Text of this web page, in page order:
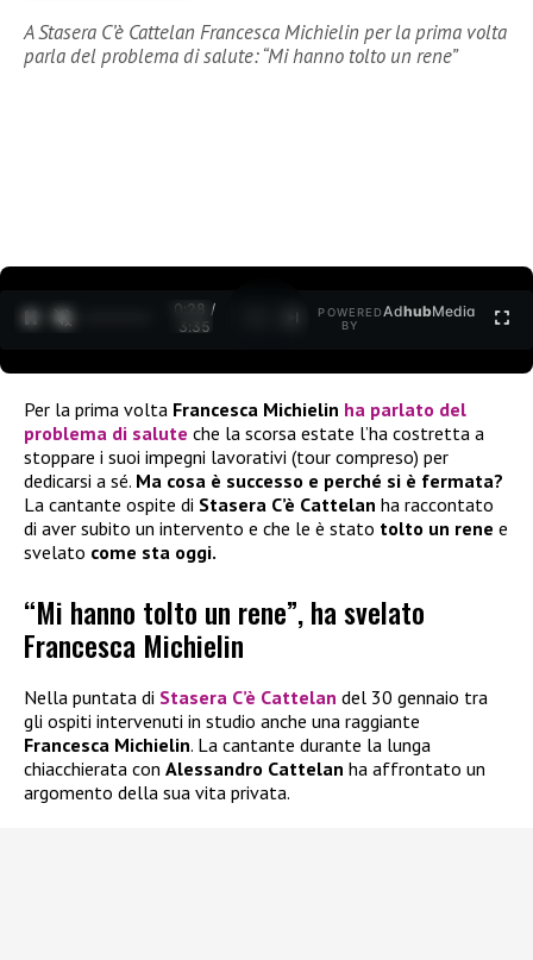
A Stasera C’è Cattelan Francesca Michielin per la prima volta
parla del problema di salute: “Mi hanno tolto un rene”
0:30 /
3:35
POWERED
BY
AdhubMedia
Per la prima volta Francesca Michielin ha parlato del
problema di salute che la scorsa estate l’ha costretta a
stoppare i suoi impegni lavorativi (tour compreso) per
dedicarsi a sé. Ma cosa è successo e perché si è fermata?
La cantante ospite di Stasera C’è Cattelan ha raccontato
di aver subito un intervento e che le è stato tolto un rene e
svelato come sta oggi.
“Mi hanno tolto un rene”, ha svelato
Francesca Michielin
Nella puntata di Stasera C’è Cattelan del 30 gennaio tra
gli ospiti intervenuti in studio anche una raggiante
Francesca Michielin. La cantante durante la lunga
chiacchierata con Alessandro Cattelan ha affrontato un
argomento della sua vita privata.